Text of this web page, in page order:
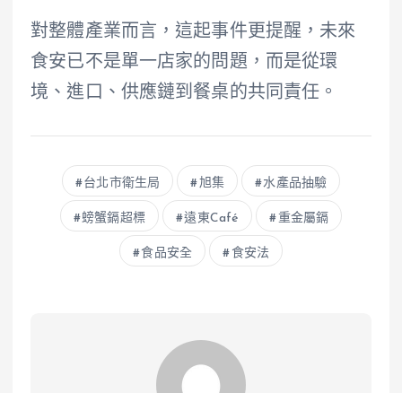
對整體產業而言，這起事件更提醒，未來
食安已不是單一店家的問題，而是從環
境、進口、供應鏈到餐桌的共同責任。
台北市衛生局 旭集 水產品抽驗
螃蟹鎘超標 遠東Café 重金屬鎘
食品安全 食安法